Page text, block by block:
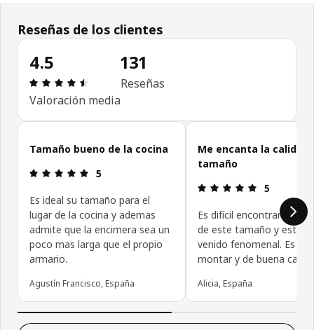
Reseñas de los clientes
4.5
Reseña: 4.5 de 5 estrellas. Revisiones totales: 131
Valoración media
131
Reseñas
Omitir las opiniones de los clientes
Tamaño bueno de la cocina
Reseña: 5 de 5 estrellas.
5
Es ideal su tamaño para el
lugar de la cocina y ademas
admite que la encimera sea un
poco mas larga que el propio
armario.
Agustín Francisco, España
Me encanta la calidad
tamaño
Reseña: 5
5
Es difícil encontrar un
de este tamaño y este
venido fenomenal. Es
montar y de buena
Alicia, España